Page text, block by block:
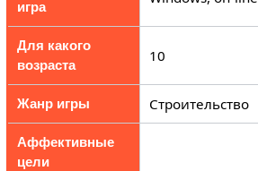
игра
Для какого
возраста
10
Жанр игры Строительство
Аффективные
цели